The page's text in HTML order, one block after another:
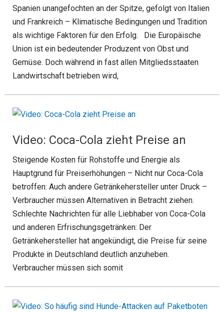
Spanien unangefochten an der Spitze, gefolgt von Italien
und Frankreich – Klimatische Bedingungen und Tradition
als wichtige Faktoren für den Erfolg. Die Europäische
Union ist ein bedeutender Produzent von Obst und
Gemüse. Doch während in fast allen Mitgliedsstaaten
Landwirtschaft betrieben wird,
Video: Coca-Cola zieht Preise an
Steigende Kosten für Rohstoffe und Energie als
Hauptgrund für Preiserhöhungen – Nicht nur Coca-Cola
betroffen: Auch andere Getränkehersteller unter Druck –
Verbraucher müssen Alternativen in Betracht ziehen.
Schlechte Nachrichten für alle Liebhaber von Coca-Cola
und anderen Erfrischungsgetränken: Der
Getränkehersteller hat angekündigt, die Preise für seine
Produkte in Deutschland deutlich anzuheben.
Verbraucher müssen sich somit